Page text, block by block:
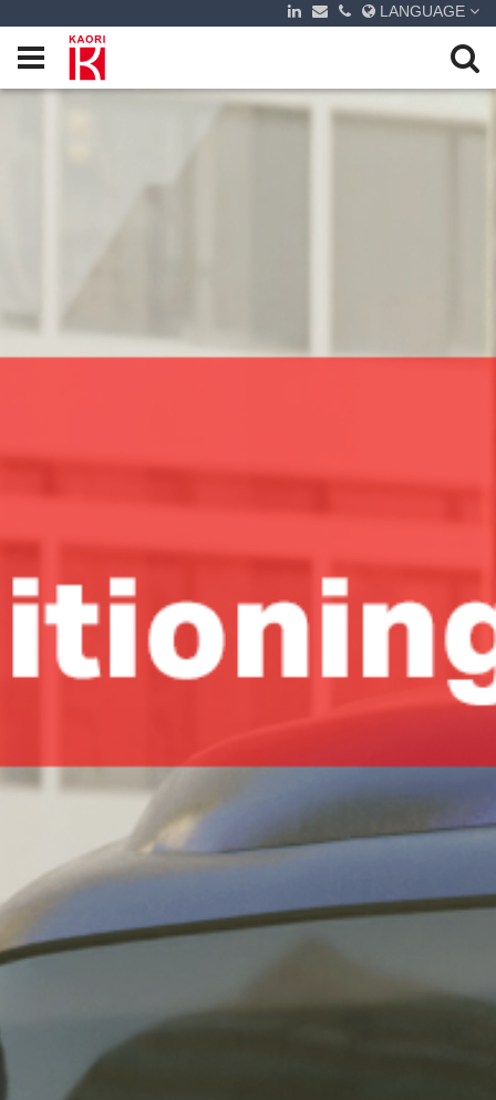
LANGUAGE